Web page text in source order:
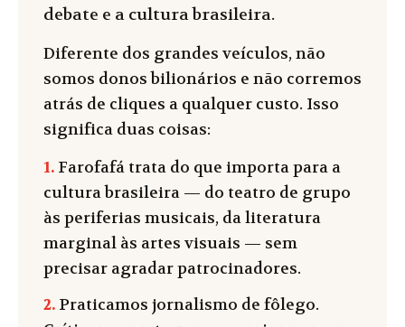
debate e a cultura brasileira.
Diferente dos grandes veículos, não
somos donos bilionários e não corremos
atrás de cliques a qualquer custo. Isso
significa duas coisas:
1. Farofafá trata do que importa para a
cultura brasileira — do teatro de grupo
às periferias musicais, da literatura
marginal às artes visuais — sem
precisar agradar patrocinadores.
2. Praticamos jornalismo de fôlego.